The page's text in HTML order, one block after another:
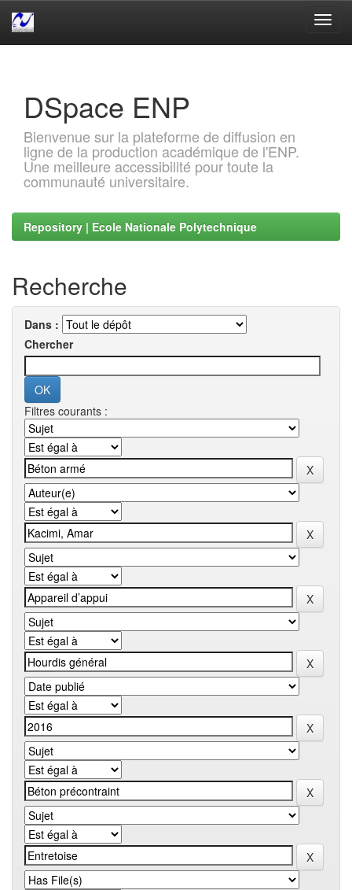
DSpace ENP
Bienvenue sur la plateforme de diffusion en
ligne de la production académique de l'ENP.
Une meilleure accessibilité pour toute la
communauté universitaire.
Repository | Ecole Nationale Polytechnique
Recherche
Dans :
Chercher
Filtres courants :